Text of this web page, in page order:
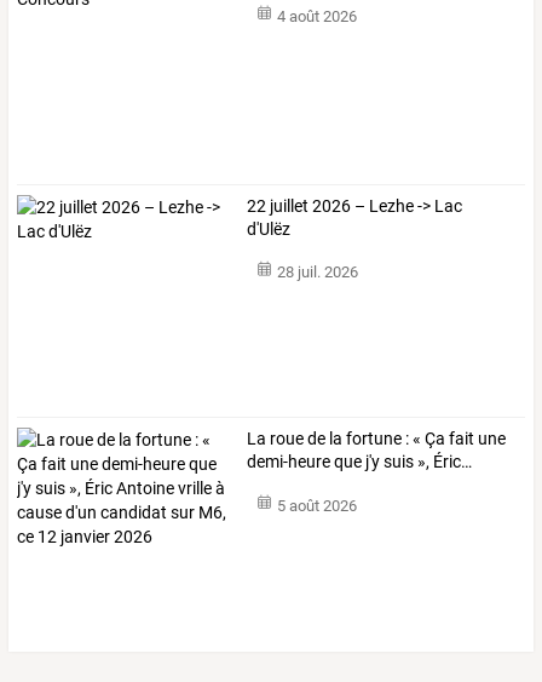
4 août 2026
22 juillet 2026 – Lezhe -> Lac
d'Ulëz
28 juil. 2026
La rouede la fortune :« Ça fait une
demi-heureque j'ysuis », Éric…
5 août 2026